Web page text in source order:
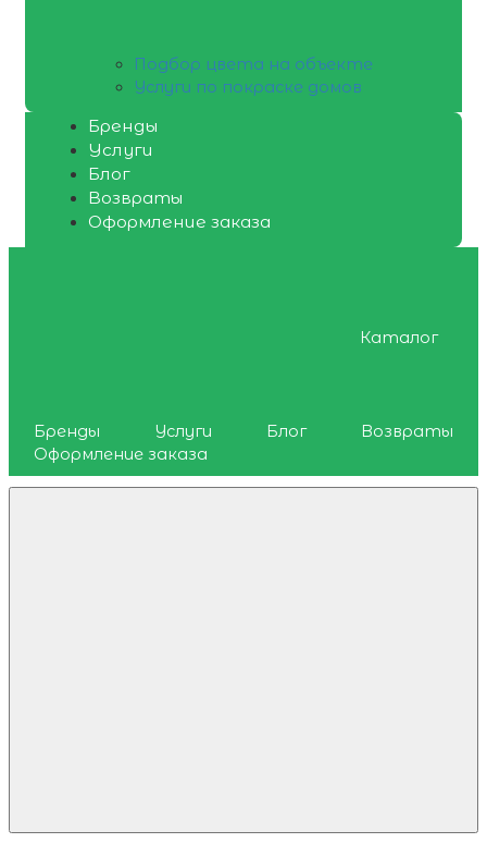
Подбор цвета на объекте
Услуги по покраске домов
Бренды
Услуги
Блог
Возвраты
Оформление заказа
Каталог
Бренды Услуги Блог
Возвраты
Оформление заказа